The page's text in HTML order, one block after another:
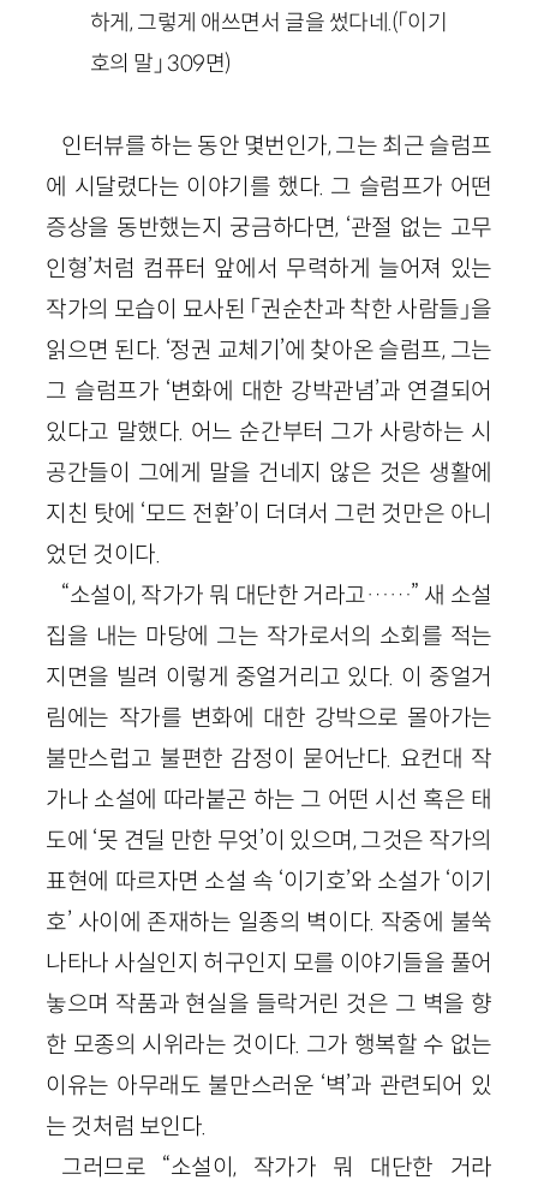
하게, 그렇게 애쓰면서 글을 썼다네.(「이기
호의 말」 309면)
인터뷰를 하는 동안 몇번인가, 그는 최근 슬럼프
에 시달렸다는 이야기를 했다. 그 슬럼프가 어떤
증상을 동반했는지 궁금하다면, ‘관절 없는 고무
인형’처럼 컴퓨터 앞에서 무력하게 늘어져 있는
작가의 모습이 묘사된 「권순찬과 착한 사람들」을
읽으면 된다. ‘정권 교체기’에 찾아온 슬럼프, 그는
그 슬럼프가 ‘변화에 대한 강박관념’과 연결되어
있다고 말했다. 어느 순간부터 그가 사랑하는 시
공간들이 그에게 말을 건네지 않은 것은 생활에
지친 탓에 ‘모드 전환’이 더뎌서 그런 것만은 아니
었던 것이다.
“소설이, 작가가 뭐 대단한 거라고……” 새 소설
집을 내는 마당에 그는 작가로서의 소회를 적는
지면을 빌려 이렇게 중얼거리고 있다. 이 중얼거
림에는 작가를 변화에 대한 강박으로 몰아가는
불만스럽고 불편한 감정이 묻어난다. 요컨대 작
가나 소설에 따라붙곤 하는 그 어떤 시선 혹은 태
도에 ‘못 견딜 만한 무엇’이 있으며, 그것은 작가의
표현에 따르자면 소설 속 ‘이기호’와 소설가 ‘이기
호’ 사이에 존재하는 일종의 벽이다. 작중에 불쑥
나타나 사실인지 허구인지 모를 이야기들을 풀어
놓으며 작품과 현실을 들락거린 것은 그 벽을 향
한 모종의 시위라는 것이다. 그가 행복할 수 없는
이유는 아무래도 불만스러운 ‘벽’과 관련되어 있
는 것처럼 보인다.
그러므로 “소설이, 작가가 뭐 대단한 거라